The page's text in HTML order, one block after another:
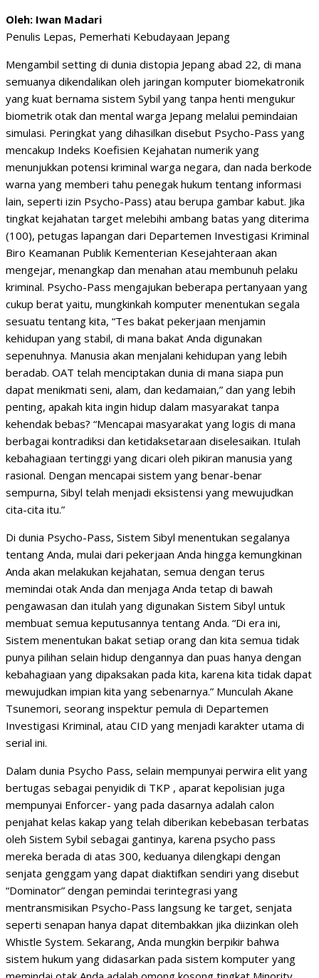
Oleh: Iwan Madari
Penulis Lepas, Pemerhati Kebudayaan Jepang
Mengambil setting di dunia distopia Jepang abad 22, di mana
semuanya dikendalikan oleh jaringan komputer biomekatronik
yang kuat bernama sistem Sybil yang tanpa henti mengukur
biometrik otak dan mental warga Jepang melalui pemindaian
simulasi. Peringkat yang dihasilkan disebut Psycho-Pass yang
mencakup Indeks Koefisien Kejahatan numerik yang
menunjukkan potensi kriminal warga negara, dan nada berkode
warna yang memberi tahu penegak hukum tentang informasi
lain, seperti izin Psycho-Pass) atau berupa gambar kabut. Jika
tingkat kejahatan target melebihi ambang batas yang diterima
(100), petugas lapangan dari Departemen Investigasi Kriminal
Biro Keamanan Publik Kementerian Kesejahteraan akan
mengejar, menangkap dan menahan atau membunuh pelaku
kriminal. Psycho-Pass mengajukan beberapa pertanyaan yang
cukup berat yaitu, mungkinkah komputer menentukan segala
sesuatu tentang kita, “Tes bakat pekerjaan menjamin
kehidupan yang stabil, di mana bakat Anda digunakan
sepenuhnya. Manusia akan menjalani kehidupan yang lebih
beradab. OAT telah menciptakan dunia di mana siapa pun
dapat menikmati seni, alam, dan kedamaian,” dan yang lebih
penting, apakah kita ingin hidup dalam masyarakat tanpa
kehendak bebas? “Mencapai masyarakat yang logis di mana
berbagai kontradiksi dan ketidaksetaraan diselesaikan. Itulah
kebahagiaan tertinggi yang dicari oleh pikiran manusia yang
rasional. Dengan mencapai sistem yang benar-benar
sempurna, Sibyl telah menjadi eksistensi yang mewujudkan
cita-cita itu.”
Di dunia Psycho-Pass, Sistem Sibyl menentukan segalanya
tentang Anda, mulai dari pekerjaan Anda hingga kemungkinan
Anda akan melakukan kejahatan, semua dengan terus
memindai otak Anda dan menjaga Anda tetap di bawah
pengawasan dan itulah yang digunakan Sistem Sibyl untuk
membuat semua keputusannya tentang Anda. “Di era ini,
Sistem menentukan bakat setiap orang dan kita semua tidak
punya pilihan selain hidup dengannya dan puas hanya dengan
kebahagiaan yang dipaksakan pada kita, karena kita tidak dapat
mewujudkan impian kita yang sebenarnya.” Munculah Akane
Tsunemori, seorang inspektur pemula di Departemen
Investigasi Kriminal, atau CID yang menjadi karakter utama di
serial ini.
Dalam dunia Psycho Pass, selain mempunyai perwira elit yang
bertugas sebagai penyidik di TKP , aparat kepolisian juga
mempunyai Enforcer- yang pada dasarnya adalah calon
penjahat kelas kakap yang telah diberikan kebebasan terbatas
oleh Sistem Sybil sebagai gantinya, karena psycho pass
mereka berada di atas 300, keduanya dilengkapi dengan
senjata genggam yang dapat diaktifkan sendiri yang disebut
“Dominator” dengan pemindai terintegrasi yang
mentransmisikan Psycho-Pass langsung ke target, senjata
seperti senapan hanya dapat ditembakkan jika diizinkan oleh
Whistle System. Sekarang, Anda mungkin berpikir bahwa
sistem hukum yang didasarkan pada sistem komputer yang